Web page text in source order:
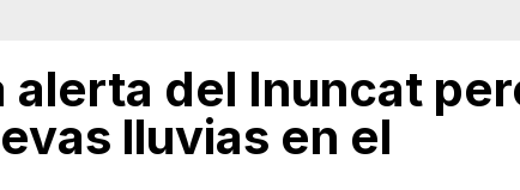
del Inuncat
lluvias en el